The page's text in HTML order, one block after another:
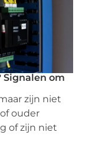
Signalen om
zijn niet
ouder
of zijn niet